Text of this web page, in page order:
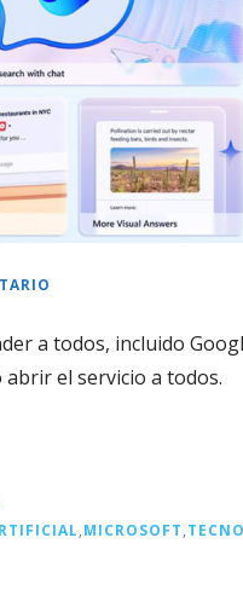
a todos, incluido
el servicio a todos.
MICROSOFT